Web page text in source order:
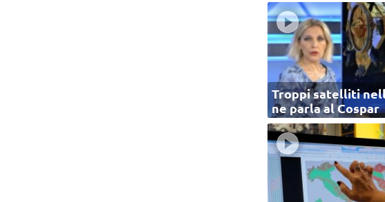
Troppi satelliti
ne parla al Cospar